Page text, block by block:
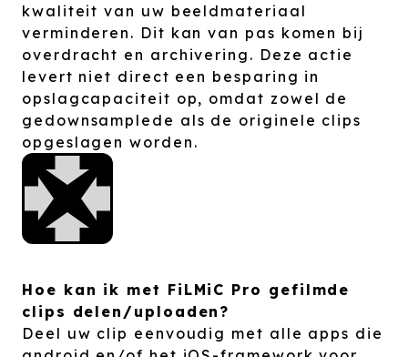
kwaliteit van uw beeldmateriaal
verminderen. Dit kan van pas komen bij
overdracht en archivering. Deze actie
levert niet direct een besparing in
opslagcapaciteit op, omdat zowel de
gedownsamplede als de originele clips
opgeslagen worden.
Hoe kan ik met FiLMiC Pro gefilmde
clips delen/uploaden?
Deel uw clip eenvoudig met alle apps die